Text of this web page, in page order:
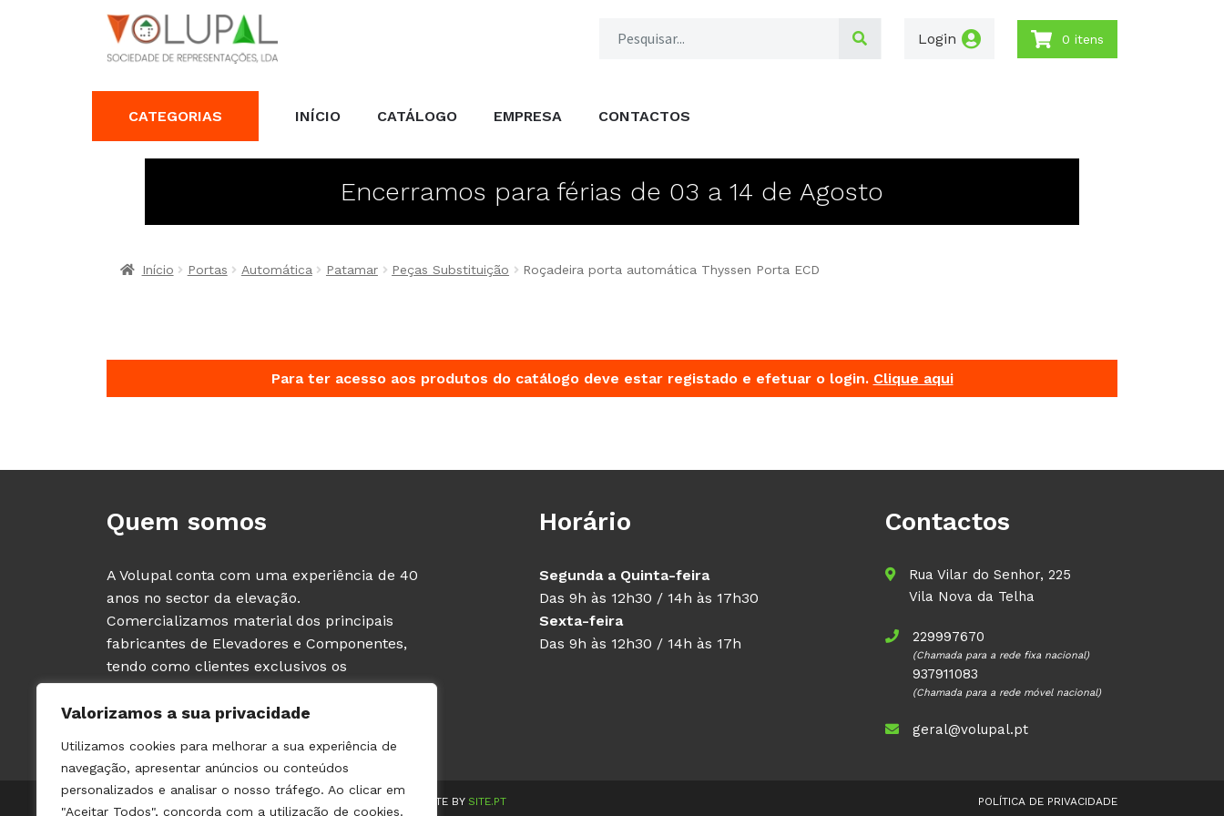
Valorizamos a sua privacidade
Utilizamos cookies para melhorar a sua experiência de
navegação, apresentar anúncios ou conteúdos
personalizados e analisar o nosso tráfego. Ao clicar em
"Aceitar Todos", concorda com a utilização de cookies.
Login 0 itens
CATEGORIAS INÍCIO CATÁLOGO EMPRESA CONTACTOS
Encerramos para férias de 03 a 14 de Agosto
Início Portas Automática Patamar Peças Substituição Roçadeira porta automática Thyssen Porta ECD
Para ter acesso aos produtos do catálogo deve estar registado e efetuar o login. Clique aqui
Quem somos
A Volupal conta com uma experiência de 40
anos no sector da elevação.
Comercializamos material dos principais
fabricantes de Elevadores e Componentes,
tendo como clientes exclusivos os
PROFISSIONAIS deste sector (fabricantes e
instaladores de ascensores).
Horário
Segunda a Quinta-feira
Das 9h às 12h30 / 14h às 17h30
Sexta-feira
Das 9h às 12h30 / 14h às 17h
Contactos
Rua Vilar do Senhor, 225
Vila Nova da Telha
229997670
(Chamada para a rede fixa nacional)
937911083
(Chamada para a rede móvel nacional)
geral@volupal.pt
© 2021 VOLUPAL | TODOS OS DIREITOS RESERVADOS | WEBSITE BY SITE.PT POLÍTICA DE PRIVACIDADE